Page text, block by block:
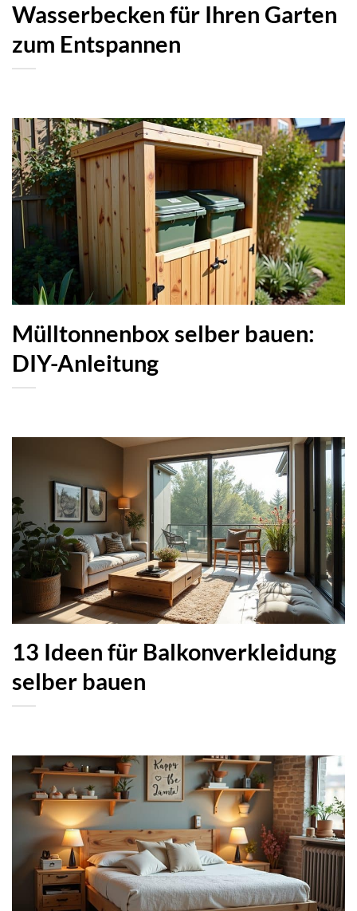
Wasserbecken für Ihren Garten
zum Entspannen
Mülltonnenbox selber bauen:
DIY-Anleitung
13 Ideen für Balkonverkleidung
selber bauen